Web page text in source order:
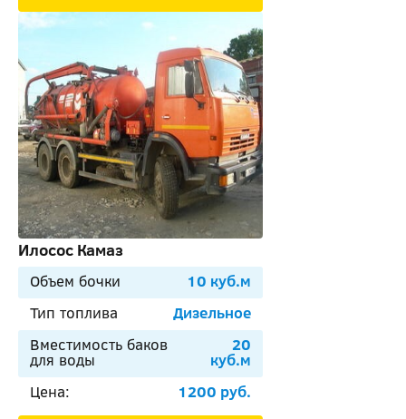
Илосос Камаз
Объем бочки
10 куб.м
Тип топлива
Дизельное
Вместимость баков
для воды
20
куб.м
Цена:
1200 руб.